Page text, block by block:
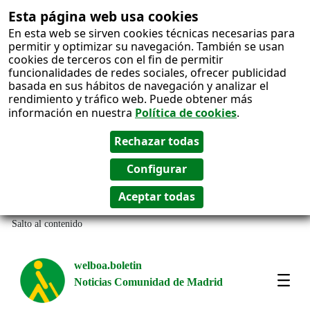
Esta página web usa cookies
En esta web se sirven cookies técnicas necesarias para
permitir y optimizar su navegación. También se usan
cookies de terceros con el fin de permitir
funcionalidades de redes sociales, ofrecer publicidad
basada en sus hábitos de navegación y analizar el
rendimiento y tráfico web. Puede obtener más
información en nuestra Política de cookies.
Salto al contenido
welboa.boletin
Noticias Comunidad de Madrid